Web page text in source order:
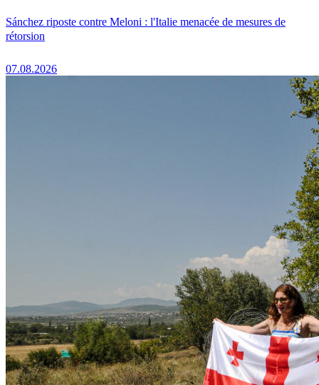
Sánchez riposte contre Meloni : l'Italie menacée de mesures de
rétorsion
07.08.2026